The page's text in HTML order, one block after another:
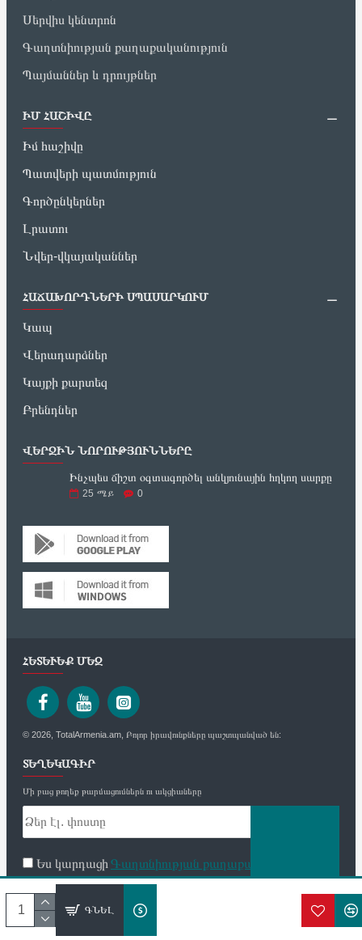
ԳՆԵԼ
Սերվիս կենտրոն
Գաղտնիության քաղաքականություն
Պայմաններ և դրույթներ
ԻՄ ՀԱՇԻՎԸ
Իմ հաշիվը
Պատվերի պատմություն
Գործընկերներ
Լրատու
Նվեր-վկայականներ
ՀԱՃԱԽՈՐԴՆԵՐԻ ՍՊԱՍԱՐԿՈՒՄ
Կապ
Վերադարձներ
Կայքի քարտեզ
Բրենդներ
ՎԵՐՋԻՆ ՆՈՐՈՒԹՅՈՒՆՆԵՐԸ
Ինչպես ճիշտ օգտագործել անկյունային հղկող սարքը
25 ሜይ 0
ՀԵՏԵՒԵՔ ՄԵԶ
© 2026, TotalArmenia.am, Բոլոր իրավունքները պաշտպանված են:
ՏԵՂԵԿԱԳԻՐ
Մի բաց թողեք թարմացումներն ու ակցիաները
ՈՒՂԱՐԿԵԼ
Ես կարդացի Գաղտնիության քաղաքականություն
համաձայն եմ
անվտանգության և անձնական տվյալների մշակման
պայմանների հետ։